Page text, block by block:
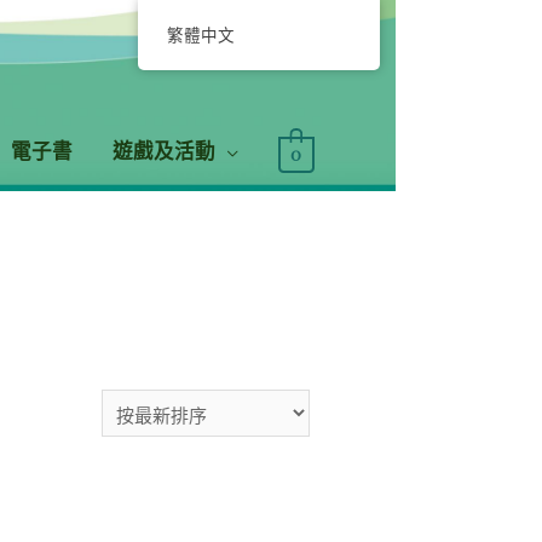
電子書 遊戲及活動 0
繁體中文